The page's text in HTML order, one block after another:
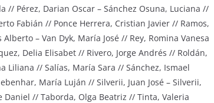
Pérez, Darian Oscar – Sánchez Osuna, Luciana //
Fabián // Ponce Herrera, Cristian Javier // Ramos,
– Van Dyk, María José // Rey, Romina Vanesa
Delia Elisabet // Rivero, Jorge Andrés // Roldán,
Liliana // Salías, María Sara // Sánchez, Ismael
María Luján // Silverii, Juan José – Silverii,
Daniel // Taborda, Olga Beatriz // Tinta, Valeria